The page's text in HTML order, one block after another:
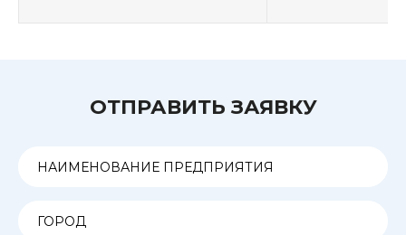
ОТПРАВИТЬ ЗАЯВКУ